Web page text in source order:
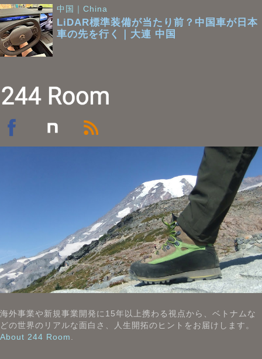
中国｜China
LiDAR標準装備が当たり前？中国車が日本
車の先を行く｜大連 中国
海外事業や新規事業開発に15年以上携わる視点から、ベトナムな
どの世界のリアルな面白さ、人生開拓のヒントをお届けします。
About 244 Room